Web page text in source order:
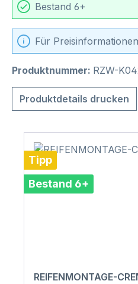
Bestand 6+
Für
Produktnummer: RZW-
Produktdetails drucken
Tipp
Bestand 6+
REIFENMONTAGE-